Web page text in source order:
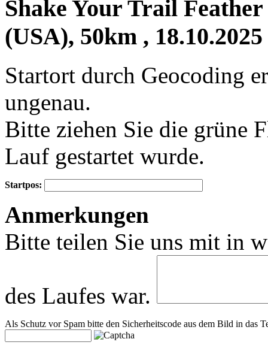
Shake Your Trail
(USA), 50km , 18.10.2025
Startort durch Geocoding
ungenau.
Bitte ziehen Sie die grüne
Lauf gestartet wurde.
−
Startpos:
Anmerkungen
Bitte teilen Sie uns mit in
des Laufes war.
Als Schutz vor Spam bitte den Sicherheitscode aus dem Bild in das